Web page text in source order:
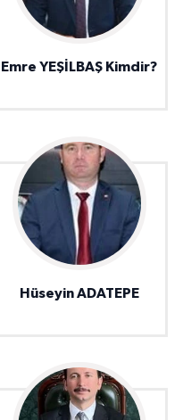
Emre YEŞİLBAŞ Kimdir?
Hüseyin ADATEPE